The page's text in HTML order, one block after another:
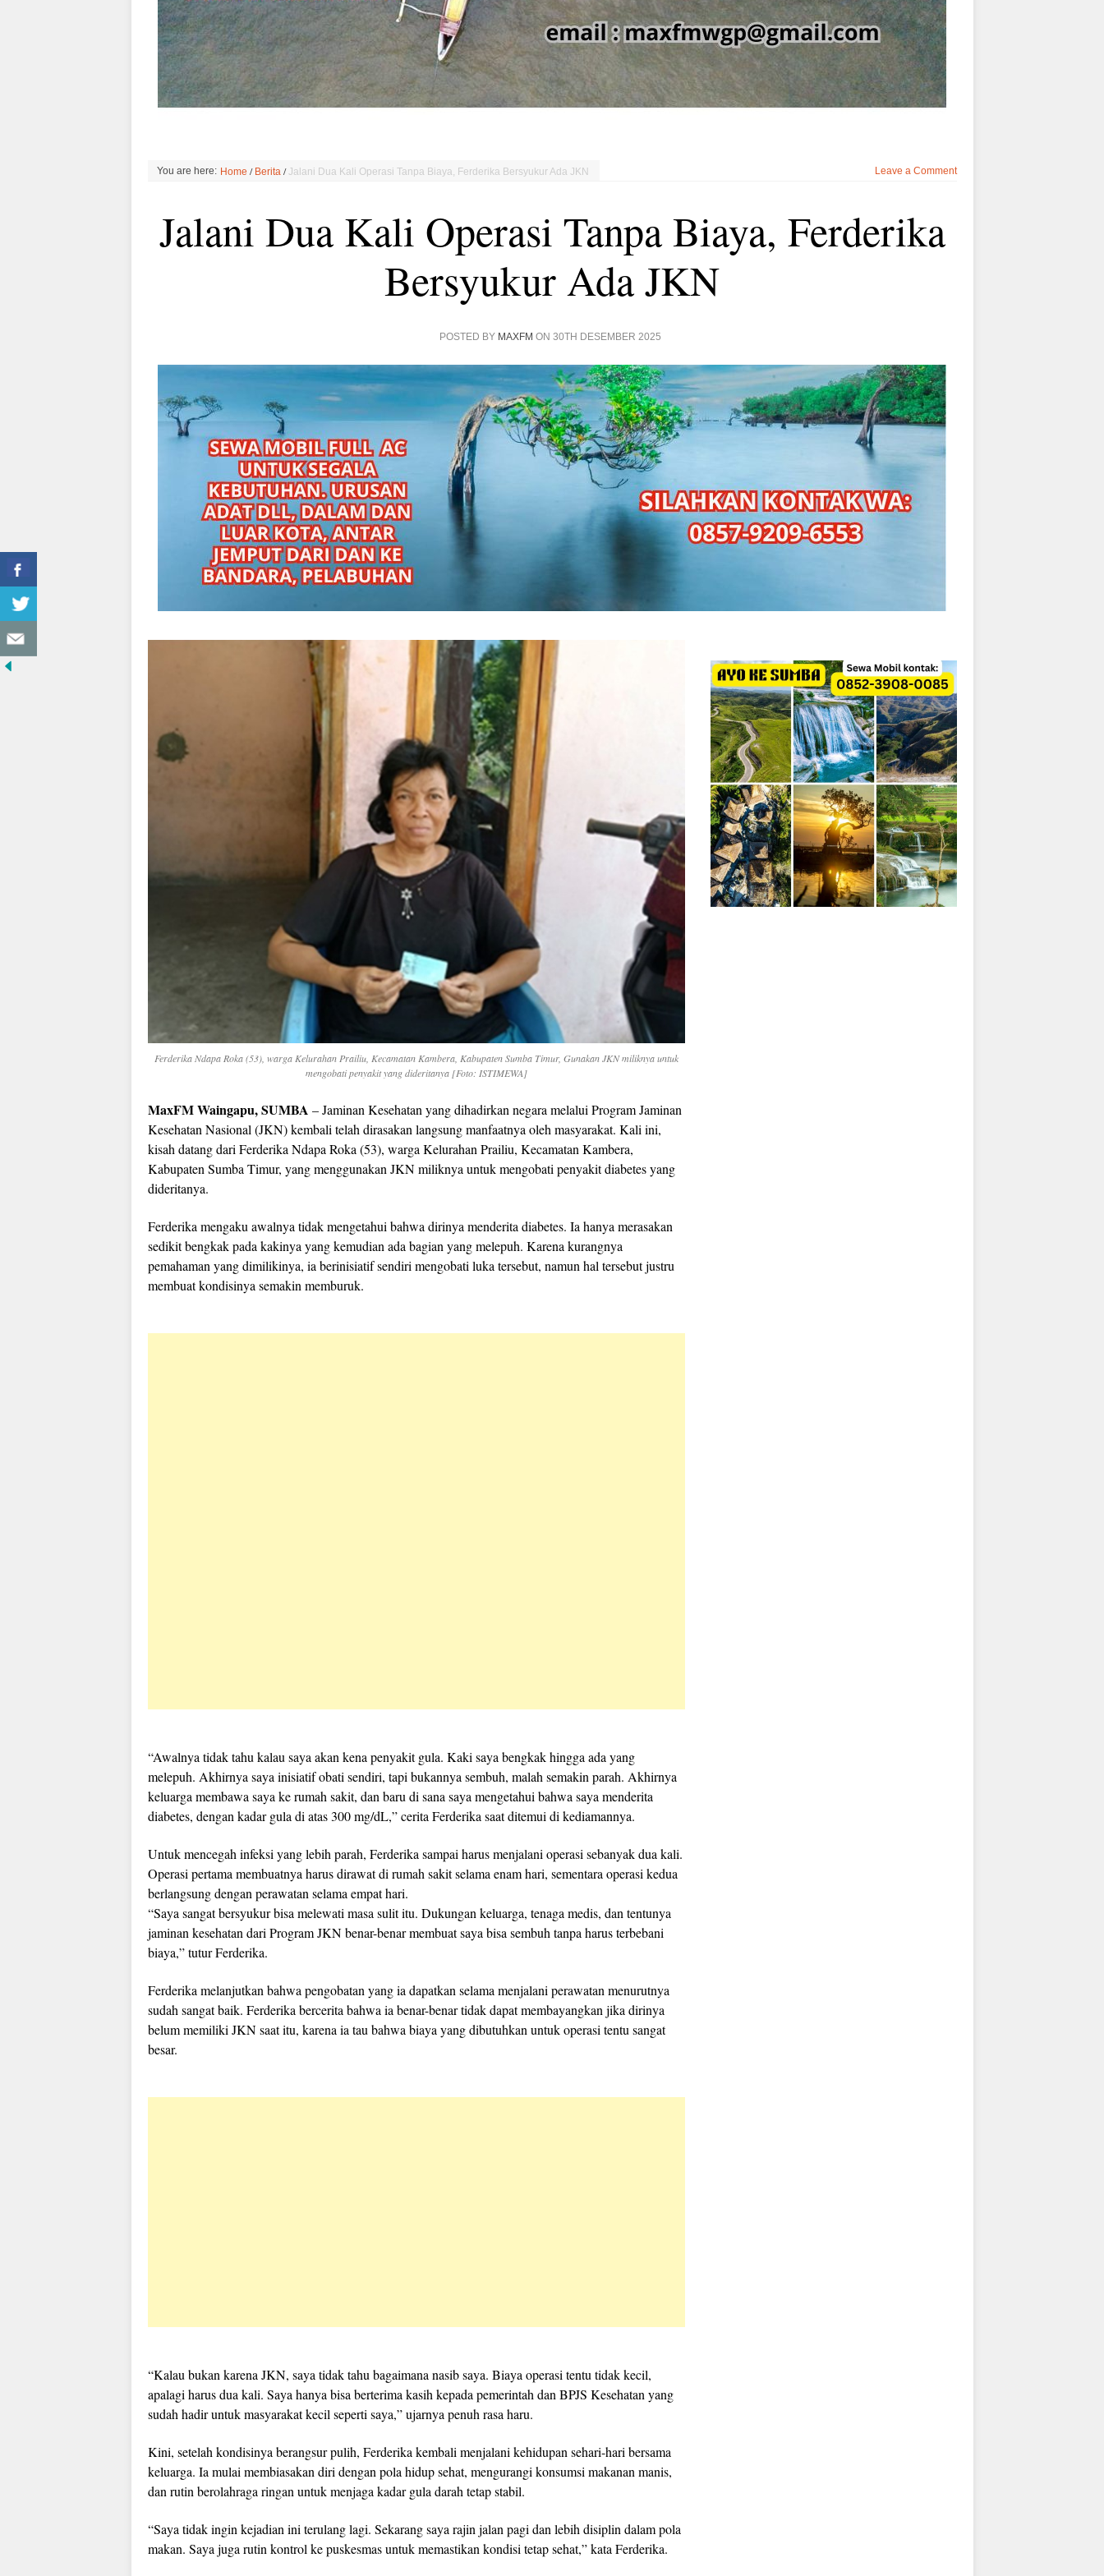
You are here: Home / Berita /Jalani Dua Kali Operasi Tanpa Biaya, Ferderika Bersyukur Ada JKN Leave a Comment
Jalani Dua Kali Operasi Tanpa Biaya, Ferderika
Bersyukur Ada JKN
POSTED BY MAXFM ON 30TH DESEMBER 2025
Ferderika Ndapa Roka (53), warga Kelurahan Prailiu, Kecamatan Kambera, Kabupaten Sumba Timur, Gunakan JKN miliknya untuk
mengobati penyakit yang dideritanya [Foto: ISTIMEWA]
MaxFM Waingapu, SUMBA – Jaminan Kesehatan yang dihadirkan negara melalui Program Jaminan
Kesehatan Nasional (JKN) kembali telah dirasakan langsung manfaatnya oleh masyarakat. Kali ini,
kisah datang dari Ferderika Ndapa Roka (53), warga Kelurahan Prailiu, Kecamatan Kambera,
Kabupaten Sumba Timur, yang menggunakan JKN miliknya untuk mengobati penyakit diabetes yang
dideritanya.
Ferderika mengaku awalnya tidak mengetahui bahwa dirinya menderita diabetes. Ia hanya merasakan
sedikit bengkak pada kakinya yang kemudian ada bagian yang melepuh. Karena kurangnya
pemahaman yang dimilikinya, ia berinisiatif sendiri mengobati luka tersebut, namun hal tersebut justru
membuat kondisinya semakin memburuk.
“Awalnya tidak tahu kalau saya akan kena penyakit gula. Kaki saya bengkak hingga ada yang
melepuh. Akhirnya saya inisiatif obati sendiri, tapi bukannya sembuh, malah semakin parah. Akhirnya
keluarga membawa saya ke rumah sakit, dan baru di sana saya mengetahui bahwa saya menderita
diabetes, dengan kadar gula di atas 300 mg/dL,” cerita Ferderika saat ditemui di kediamannya.
Untuk mencegah infeksi yang lebih parah, Ferderika sampai harus menjalani operasi sebanyak dua kali.
Operasi pertama membuatnya harus dirawat di rumah sakit selama enam hari, sementara operasi kedua
berlangsung dengan perawatan selama empat hari.
“Saya sangat bersyukur bisa melewati masa sulit itu. Dukungan keluarga, tenaga medis, dan tentunya
jaminan kesehatan dari Program JKN benar-benar membuat saya bisa sembuh tanpa harus terbebani
biaya,” tutur Ferderika.
Ferderika melanjutkan bahwa pengobatan yang ia dapatkan selama menjalani perawatan menurutnya
sudah sangat baik. Ferderika bercerita bahwa ia benar-benar tidak dapat membayangkan jika dirinya
belum memiliki JKN saat itu, karena ia tau bahwa biaya yang dibutuhkan untuk operasi tentu sangat
besar.
“Kalau bukan karena JKN, saya tidak tahu bagaimana nasib saya. Biaya operasi tentu tidak kecil,
apalagi harus dua kali. Saya hanya bisa berterima kasih kepada pemerintah dan BPJS Kesehatan yang
sudah hadir untuk masyarakat kecil seperti saya,” ujarnya penuh rasa haru.
Kini, setelah kondisinya berangsur pulih, Ferderika kembali menjalani kehidupan sehari-hari bersama
keluarga. Ia mulai membiasakan diri dengan pola hidup sehat, mengurangi konsumsi makanan manis,
dan rutin berolahraga ringan untuk menjaga kadar gula darah tetap stabil.
“Saya tidak ingin kejadian ini terulang lagi. Sekarang saya rajin jalan pagi dan lebih disiplin dalam pola
makan. Saya juga rutin kontrol ke puskesmas untuk memastikan kondisi tetap sehat,” kata Ferderika.